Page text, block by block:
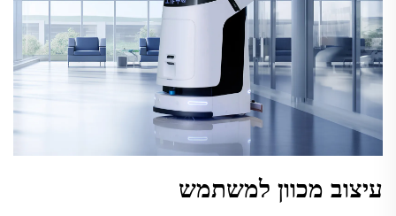
עיצוב מכוון למשתמש